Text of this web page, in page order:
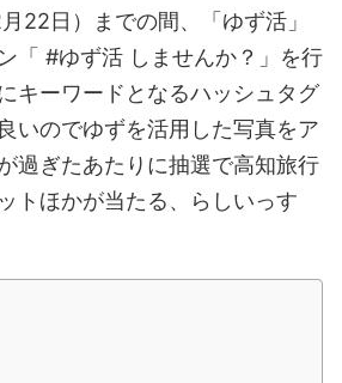
22日）までの間、「ゆず活」
「 #ゆず活 しませんか？」を行
キーワードとなるハッシュタグ
いのでゆずを活用した写真をア
過ぎたあたりに抽選で高知旅行
トほかが当たる、らしいっす